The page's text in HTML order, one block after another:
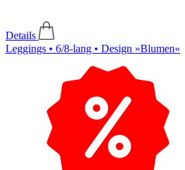
Details
Leggings • 6/8-lang • Design »Blumen«